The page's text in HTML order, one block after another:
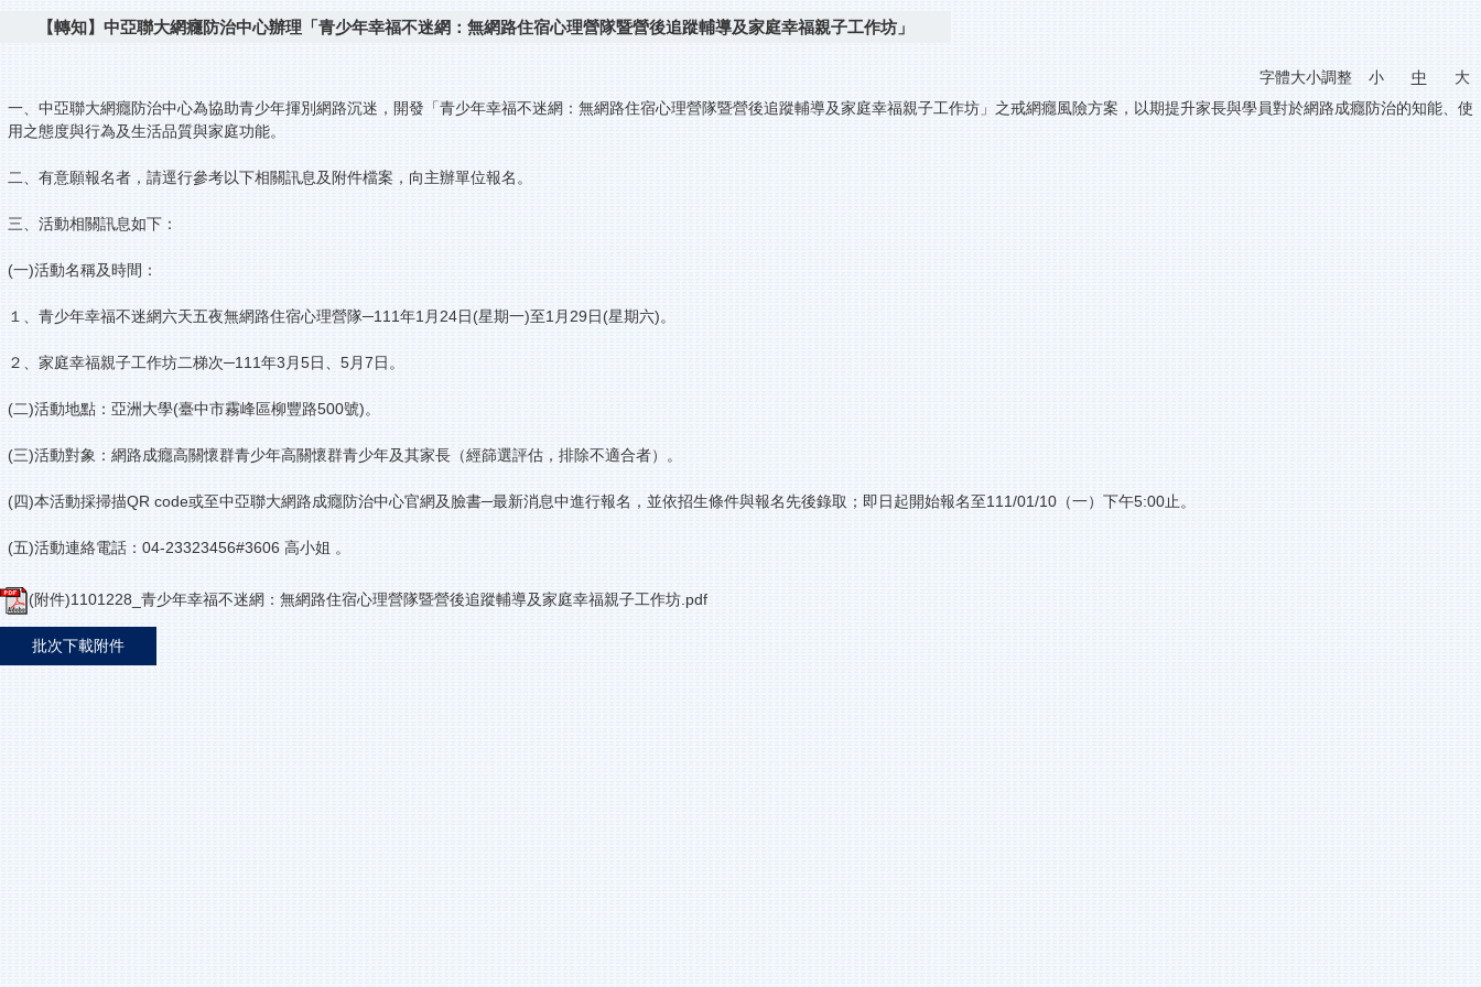
【轉知】中亞聯大網癮防治中心辦理「青少年幸福不迷網：無網路住宿心理營隊暨營後追蹤輔導及家庭幸福親子工作坊」
字體大小調整 小 中
大
一、中亞聯大網癮防治中心為協助青少年揮別網路沉迷，開發「青少年幸福不迷網：無網路住宿心理營隊暨營後追蹤輔導及家庭幸福親子工作坊」之戒網癮風險方案，以期提升家長與學員對於網路成癮防治的知能、使
用之態度與行為及生活品質與家庭功能。
二、有意願報名者，請逕行參考以下相關訊息及附件檔案，向主辦單位報名。
三、活動相關訊息如下：
(一)活動名稱及時間：
１、青少年幸福不迷網六天五夜無網路住宿心理營隊─111年1月24日(星期一)至1月29日(星期六)。
２、家庭幸福親子工作坊二梯次─111年3月5日、5月7日。
(二)活動地點：亞洲大學(臺中市霧峰區柳豐路500號)。
(三)活動對象：網路成癮高關懷群青少年高關懷群青少年及其家長（經篩選評估，排除不適合者）。
(四)本活動採掃描QR code或至中亞聯大網路成癮防治中心官網及臉書─最新消息中進行報名，並依招生條件與報名先後錄取；即日起開始報名至111/01/10（一）下午5:00止。
(五)活動連絡電話：04-23323456#3606 高小姐 。
(附件)1101228_青少年幸福不迷網：無網路住宿心理營隊暨營後追蹤輔導及家庭幸福親子工作坊.pdf
批次下載附件